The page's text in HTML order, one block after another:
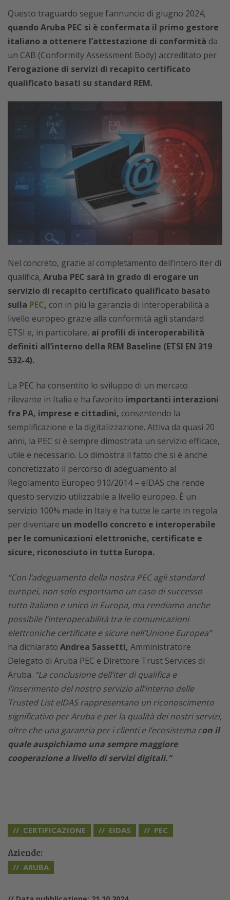
Questo traguardo segue l’annuncio di giugno 2024,
quando Aruba PEC si è confermata il primo gestore
italiano a ottenere l’attestazione di conformità da
un CAB (Conformity Assessment Body) accreditato per
l’erogazione di servizi di recapito certificato
qualificato basati su standard REM.
Nel concreto, grazie al completamento dell’intero iter di
qualifica, Aruba PEC sarà in grado di erogare un
servizio di recapito certificato qualificato basato
sulla PEC, con in più la garanzia di interoperabilità a
livello europeo grazie alla conformità agli standard
ETSI e, in particolare, ai profili di interoperabilità
definiti all’interno della REM Baseline (ETSI EN 319
532-4).
La PEC ha consentito lo sviluppo di un mercato
rilevante in Italia e ha favorito importanti interazioni
fra PA, imprese e cittadini, consentendo la
semplificazione e la digitalizzazione. Attiva da quasi 20
anni, la PEC si è sempre dimostrata un servizio efficace,
utile e necessario. Lo dimostra il fatto che si è anche
concretizzato il percorso di adeguamento al
Regolamento Europeo 910/2014 – eIDAS che rende
questo servizio utilizzabile a livello europeo. È un
servizio 100% made in Italy e ha tutte le carte in regola
per diventare un modello concreto e interoperabile
per le comunicazioni elettroniche, certificate e
sicure, riconosciuto in tutta Europa.
“Con l’adeguamento della nostra PEC agli standard
europei, non solo esportiamo un caso di successo
tutto italiano e unico in Europa, ma rendiamo anche
possibile l’interoperabilità tra le comunicazioni
elettroniche certificate e sicure nell’Unione Europea”
ha dichiarato Andrea Sassetti, Amministratore
Delegato di Aruba PEC e Direttore Trust Services di
Aruba. “La conclusione dell’iter di qualifica e
l’inserimento del nostro servizio all’interno delle
Trusted List eIDAS rappresentano un riconoscimento
significativo per Aruba e per la qualità dei nostri servizi,
oltre che una garanzia per i clienti e l’ecosistema con il
quale auspichiamo una sempre maggiore
cooperazione a livello di servizi digitali.”
CERTIFICAZIONE EIDAS PEC
Aziende:
ARUBA